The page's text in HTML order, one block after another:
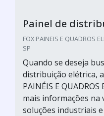
Painel de
FOX PAINEIS E QUADROS
SP
Quando se deseja
distribuição elétrica,
PAINÉIS E
mais informações na
soluções industriais